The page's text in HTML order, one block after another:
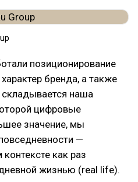
позиционирование
бренда, а также
наша
цифровые
значение, мы
—
как раз
жизнью (real life).